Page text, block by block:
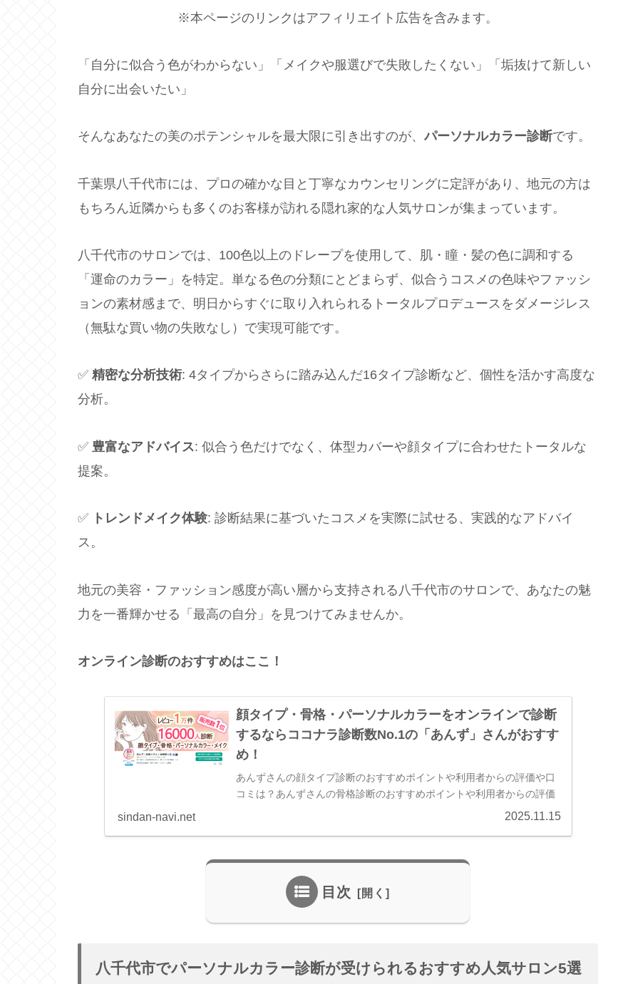
※本ページのリンクはアフィリエイト広告を含みます。
「自分に似合う色がわからない」「メイクや服選びで失敗したくない」「垢抜けて新しい
自分に出会いたい」
そんなあなたの美のポテンシャルを最大限に引き出すのが、パーソナルカラー診断です。
千葉県八千代市には、プロの確かな目と丁寧なカウンセリングに定評があり、地元の方は
もちろん近隣からも多くのお客様が訪れる隠れ家的な人気サロンが集まっています。
八千代市のサロンでは、100色以上のドレープを使用して、肌・瞳・髪の色に調和する
「運命のカラー」を特定。単なる色の分類にとどまらず、似合うコスメの色味やファッシ
ョンの素材感まで、明日からすぐに取り入れられるトータルプロデュースをダメージレス
（無駄な買い物の失敗なし）で実現可能です。
✅ 精密な分析技術: 4タイプからさらに踏み込んだ16タイプ診断など、個性を活かす高度な
分析。
✅ 豊富なアドバイス: 似合う色だけでなく、体型カバーや顔タイプに合わせたトータルな
提案。
✅ トレンドメイク体験: 診断結果に基づいたコスメを実際に試せる、実践的なアドバイ
ス。
地元の美容・ファッション感度が高い層から支持される八千代市のサロンで、あなたの魅
力を一番輝かせる「最高の自分」を見つけてみませんか。
オンライン診断のおすすめはここ！
顔タイプ・骨格・パーソナルカラーをオンラインで診断
するならココナラ診断数No.1の「あんず」さんがおすす
め！
あんずさんの顔タイプ診断のおすすめポイントや利用者からの評価や口
コミは？あんずさんの骨格診断のおすすめポイントや利用者からの評価
や口コミは？まとめあんずさんの診断は、**「実績と信頼性」を重視
sindan-navi.net 2025.11.15
目次
八千代市でパーソナルカラー診断が受けられるおすすめ人気サロン5選